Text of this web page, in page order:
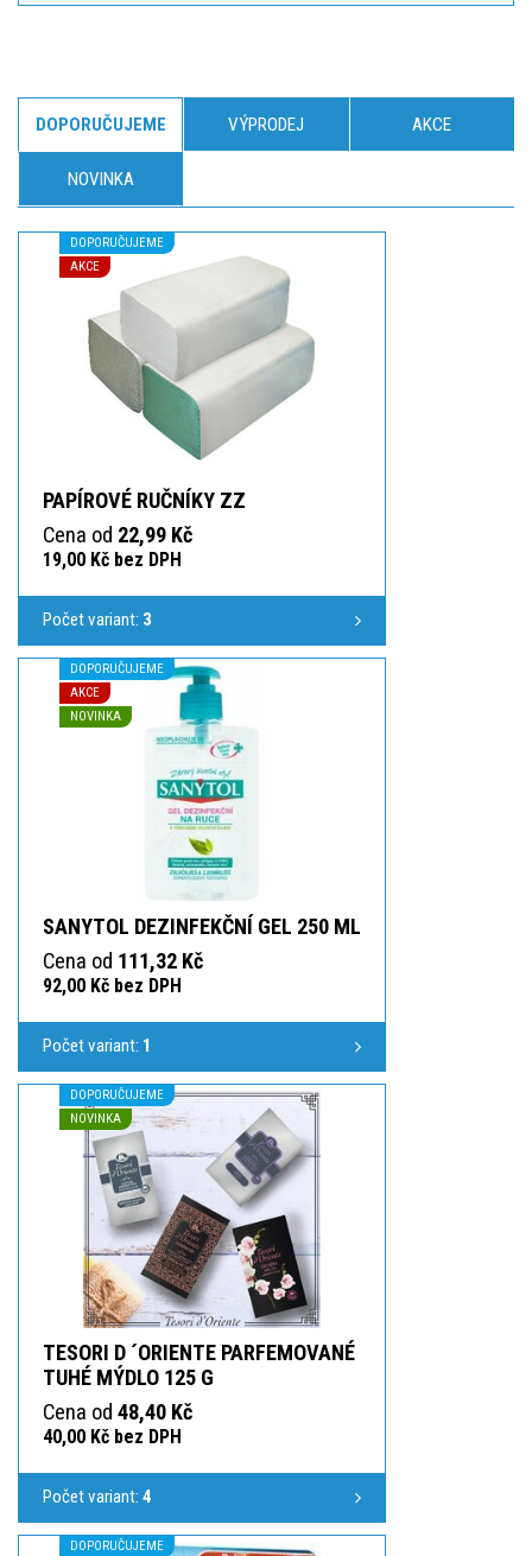
DOPORUČUJEME VÝPRODEJ AKCE
NOVINKA
DOPORUČUJEME
AKCE
PAPÍROVÉ RUČNÍKY ZZ
Cena od 22,99 Kč
19,00 Kč bez DPH
Počet variant: 3
DOPORUČUJEME
AKCE
NOVINKA
SANYTOL DEZINFEKČNÍ GEL 250 ML
Cena od 111,32 Kč
92,00 Kč bez DPH
Počet variant: 1
DOPORUČUJEME
NOVINKA
TESORI D ´ORIENTE PARFEMOVANÉ
TUHÉ MÝDLO 125 G
Cena od 48,40 Kč
40,00 Kč bez DPH
Počet variant: 4
DOPORUČUJEME